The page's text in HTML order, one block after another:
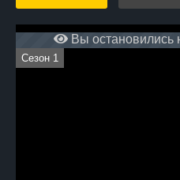
Вы остановились
Сезон 1